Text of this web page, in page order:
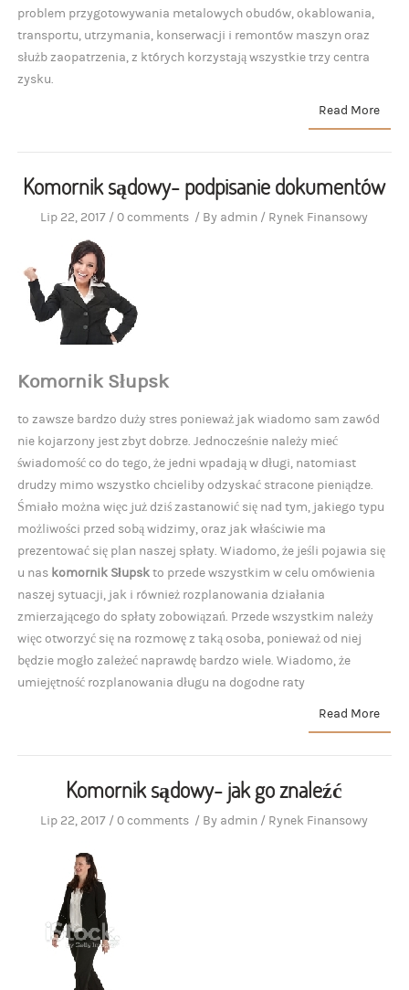
problem przygotowywania metalowych obudów, okablowania,
transportu, utrzymania, konserwacji i remontów maszyn oraz
służb zaopatrzenia, z których korzystają wszystkie trzy centra
zysku.
Read More
Komornik sądowy- podpisanie dokumentów
Lip 22, 2017 /0 comments / By admin / Rynek Finansowy
Komornik Słupsk
to zawsze bardzo duży stres ponieważ jak wiadomo sam zawód
nie kojarzony jest zbyt dobrze. Jednocześnie należy mieć
świadomość co do tego, że jedni wpadają w długi, natomiast
drudzy mimo wszystko chcieliby odzyskać stracone pieniądze.
Śmiało można więc już dziś zastanowić się nad tym, jakiego typu
możliwości przed sobą widzimy, oraz jak właściwie ma
prezentować się plan naszej spłaty. Wiadomo, że jeśli pojawia się
u nas komornik Słupskto przede wszystkim w celu omówienia
naszej sytuacji, jak i również rozplanowania działania
zmierzającego do spłaty zobowiązań. Przede wszystkim należy
więc otworzyć się na rozmowę z taką osoba, ponieważ od niej
będzie mogło zależeć naprawdę bardzo wiele. Wiadomo, że
umiejętność rozplanowania długu na dogodne raty
Read More
Komornik sądowy- jak go znaleźć
Lip 22, 2017 /0 comments / By admin / Rynek Finansowy